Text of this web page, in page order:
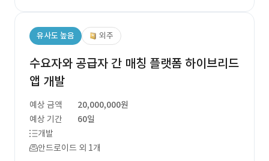
유사도 높음 외주
수요자와 공급자 간 매칭 플랫폼 하이브리드
앱 개발
예상 금액
20,000,000원
예상 기간
60일
개발
안드로이드 외 1개